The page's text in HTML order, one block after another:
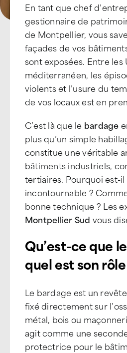
En tant que chef
gestionnaire de
de Montpellier, vous
façades de vos
sont exposées. Entre les
méditerranéen, les
violents et l’usure du
de vos locaux est en
C’est là que le bardage
plus qu’un simple
constitue une véritable
bâtiments industriels,
tertiaires. Pourquoi est-
incontournable ?
bonne technique ? Les
Montpellier Sud vous
Qu’est-ce que
quel est son
Le bardage est un
fixé directement sur
métal, bois ou
agit comme une
protectrice pour le